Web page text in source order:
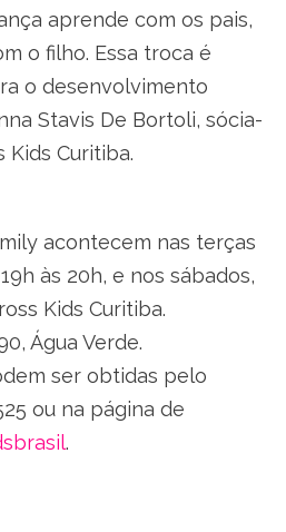
aprende com os pais,
o filho. Essa troca é
o desenvolvimento
Stavis De Bortoli, sócia-
Kids Curitiba.
acontecem nas terças
às 20h, e nos sábados,
Kids Curitiba.
Água Verde.
ser obtidas pelo
ou na página de
.